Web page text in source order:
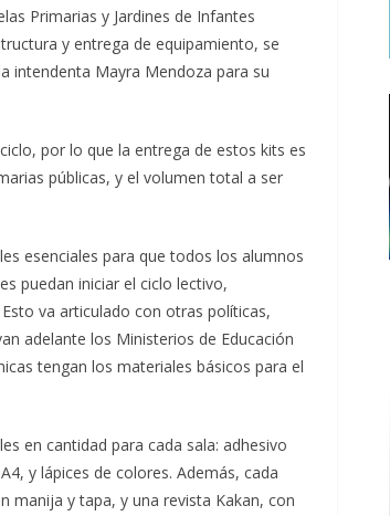
Primarias y Jardines de Infantes
y entrega de equipamiento, se
intendenta Mayra Mendoza para su
por lo que la entrega de estos kits es
públicas, y el volumen total a ser
esenciales para que todos los alumnos
puedan iniciar el ciclo lectivo,
va articulado con otras políticas,
adelante los Ministerios de Educación
tengan los materiales básicos para el
en cantidad para cada sala: adhesivo
y lápices de colores. Además, cada
manija y tapa, y una revista Kakan, con